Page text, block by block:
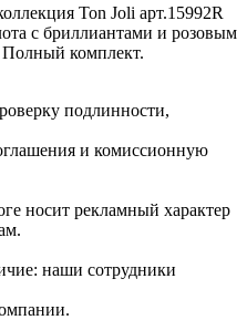
Ton Joli арт.15992R
с бриллиантами и розовым
комплект.
подлинности,
и комиссионную
носит рекламный характер
наши сотрудники